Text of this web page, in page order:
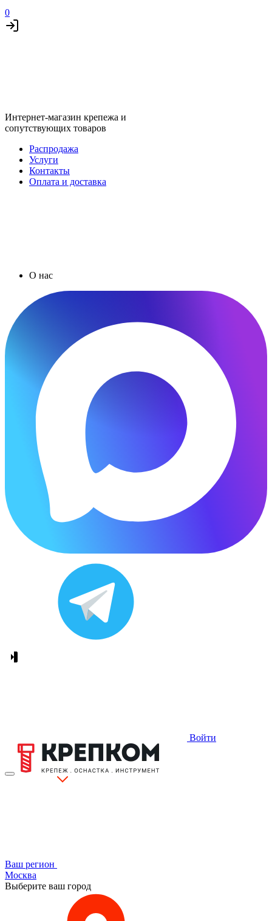
0
Интернет-магазин крепежа и
сопутствующих товаров
Распродажа
Услуги
Контакты
Оплата и доставка
О нас
Войти
Ваш регион
Москва
Выберите ваш город